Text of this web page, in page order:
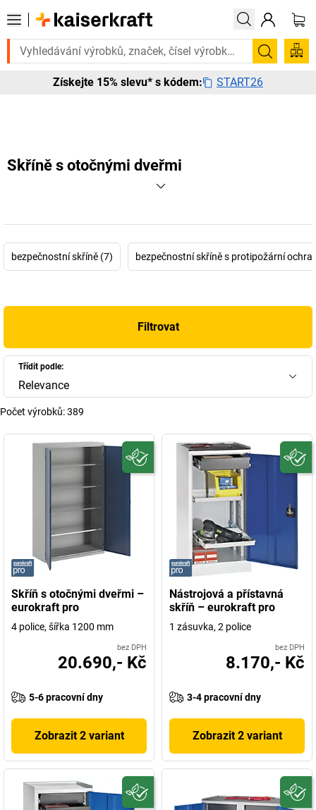
urgentně? Vybrané bestsellery doručíme do 72 hodin.
Hledání
Získejte 15% slevu* s kódem: START26
Skříně s otočnými dveřmi
bezpečnostní skříně (7) bezpečnostní skříně s protipožární
Filtrovat
Třídit podle:
Relevance
Počet výrobků:389
Skříň s otočnými dveřmi –
eurokraft pro
4 police, šířka 1200 mm
bez DPH
20.690,- Kč
5-6 pracovní dny
Zobrazit 2 variant
Nástrojová a přístavná
skříň – eurokraft pro
1 zásuvka, 2 police
bez DPH
8.170,- Kč
3-4 pracovní dny
Zobrazit 2 variant